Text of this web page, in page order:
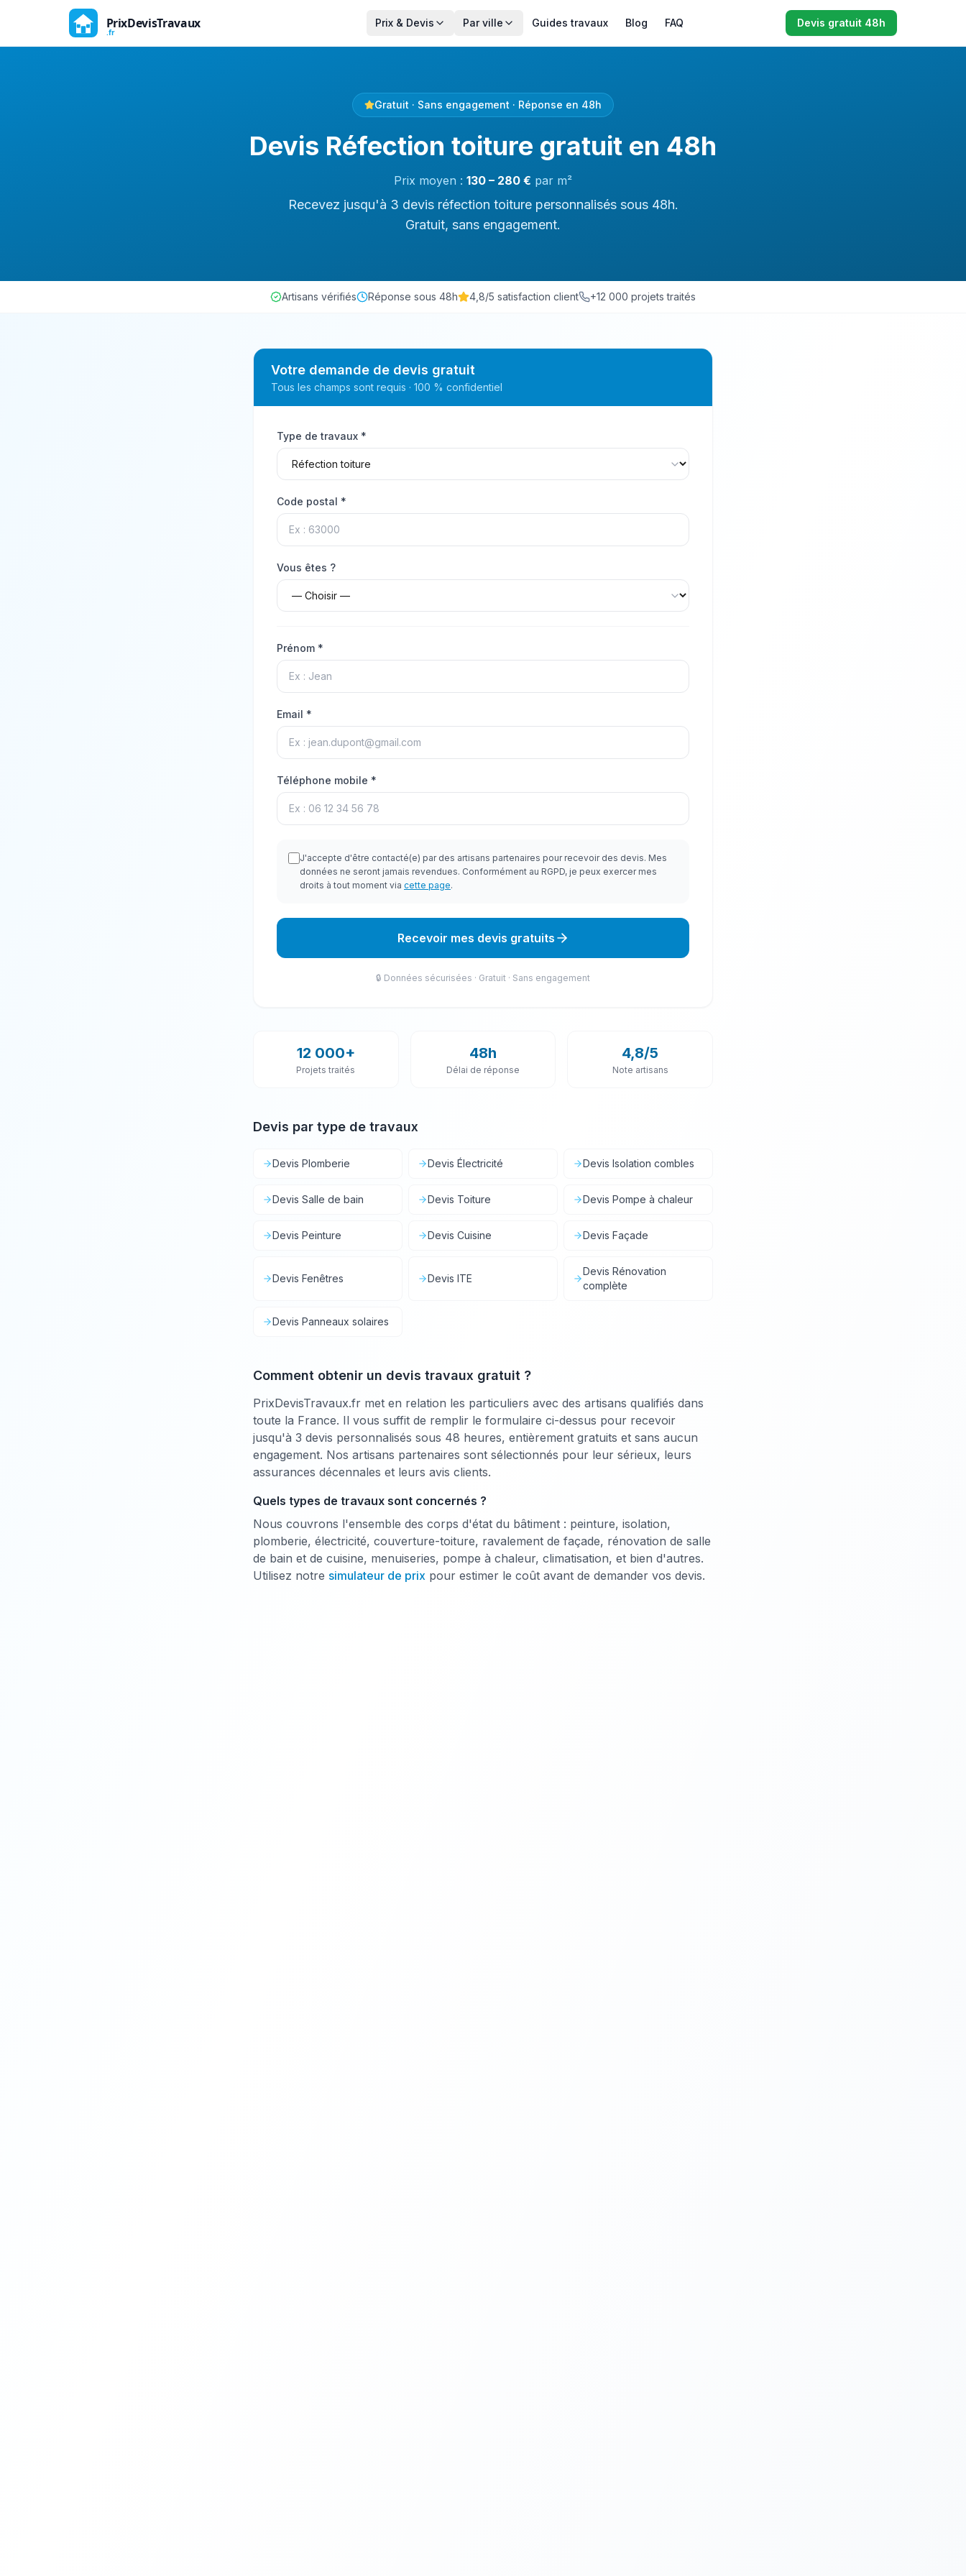
Prix & Devis Par ville Guides travaux Blog FAQ Devis gratuit 48h
Gratuit · Sans engagement · Réponse en 48h
Devis Réfection toiture gratuit en 48h
Prix moyen : 130 – 280 € par m²
Recevez jusqu'à 3 devis réfection toiture personnalisés sous 48h.
Gratuit, sans engagement.
Artisans vérifiés Réponse sous 48h 4,8/5 satisfaction client +12 000 projets traités
Votre demande de devis gratuit
Tous les champs sont requis · 100 % confidentiel
Type de travaux *
Code postal *
Vous êtes ?
Prénom *
Email *
Téléphone mobile *
J'accepte d'être contacté(e) par des artisans partenaires pour recevoir des devis. Mes
données ne seront jamais revendues. Conformément au RGPD, je peux exercer mes
droits à tout moment via cette page.
Recevoir mes devis gratuits
🔒 Données sécurisées · Gratuit · Sans engagement
12 000+
Projets traités
48h
Délai de réponse
4,8/5
Note artisans
Devis par type de travaux
Devis Plomberie Devis Électricité Devis Isolation combles
Devis Salle de bain Devis Toiture Devis Pompe à chaleur
Devis Peinture Devis Cuisine Devis Façade
Devis Fenêtres Devis ITE
Devis Rénovation
complète
Devis Panneaux solaires
Comment obtenir un devis travaux gratuit ?
PrixDevisTravaux.fr met en relation les particuliers avec des artisans qualifiés dans
toute la France. Il vous suffit de remplir le formulaire ci-dessus pour recevoir
jusqu'à 3 devis personnalisés sous 48 heures, entièrement gratuits et sans aucun
engagement. Nos artisans partenaires sont sélectionnés pour leur sérieux, leurs
assurances décennales et leurs avis clients.
Quels types de travaux sont concernés ?
Nous couvrons l'ensemble des corps d'état du bâtiment : peinture, isolation,
plomberie, électricité, couverture-toiture, ravalement de façade, rénovation de salle
de bain et de cuisine, menuiseries, pompe à chaleur, climatisation, et bien d'autres.
Utilisez notre simulateur de prix pour estimer le coût avant de demander vos devis.